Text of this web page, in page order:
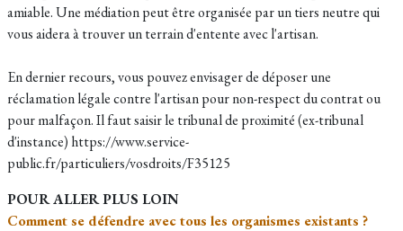
amiable. Une médiation peut être organisée par un tiers neutre qui
vous aidera à trouver un terrain d'entente avec l'artisan.
En dernier recours, vous pouvez envisager de déposer une
réclamation légale contre l'artisan pour non-respect du contrat ou
pour malfaçon. Il faut saisir le tribunal de proximité (ex-tribunal
d'instance) https://www.service-
public.fr/particuliers/vosdroits/F35125
POUR ALLER PLUS LOIN
Comment se défendre avec tous les organismes existants ?